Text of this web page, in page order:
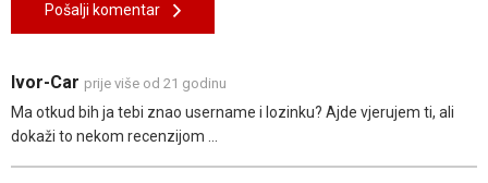
Pošalji komentar
Ivor-Car prije više od 21 godinu
Ma otkud bih ja tebi znao username i lozinku? Ajde vjerujem ti, ali
dokaži to nekom recenzijom ...